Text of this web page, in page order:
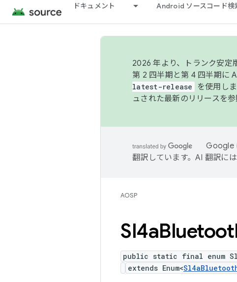
ドキュメント Android ソースコード検
2026 年より、トランク安定
第 2 四半期と第 4 四半期に
latest-release を使用しま
ュされた最新のリリースを
Google
翻訳しています。AI 翻訳に
AOSP
Sl4a
public static final enum
extends Enum<